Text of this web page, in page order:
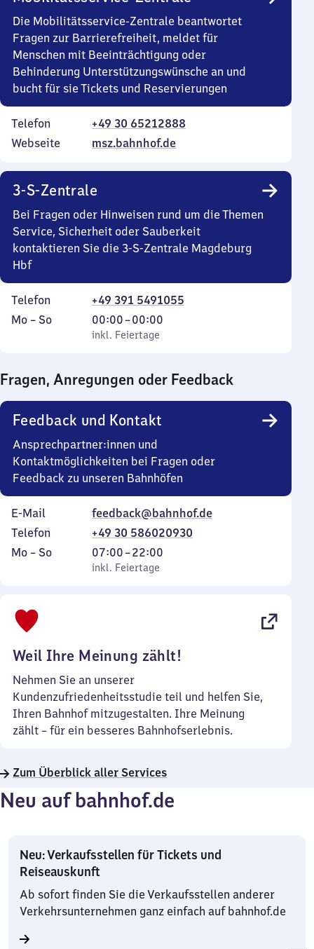
Die Mobilitätsservice-Zentrale beantwortet
Fragen zur Barrierefreiheit, meldet für
Menschen mit Beeinträchtigung oder
Behinderung Unterstützungswünsche an und
bucht für sie Tickets und Reservierungen
Telefon
+49 30 65212888
Webseite
msz.bahnhof.de
3-S-Zentrale
Bei Fragen oder Hinweisen rund um die Themen
Service, Sicherheit oder Sauberkeit
kontaktieren Sie die 3-S-Zentrale Magdeburg
Hbf
Telefon
+49 391 5491055
Montag
Mo – So,
inkl. Feiertage
00:00–00:00
Von
0
0
Uhr
inkl. Feiertage
Fragen, Anregungen oder Feedback
Feedback und Kontakt
Ansprechpartner:innen und
Kontaktmöglichkeiten bei Fragen oder
Feedback zu unseren Bahnhöfen
E-Mail
feedback@bahnhof.de
Telefon
+49 30 586020930
Montag
Mo – So,
inkl. Feiertage
07:00–22:00
Von
7
inkl. Feiertage
Weil Ihre Meinung zählt!
Nehmen Sie an unserer
Kundenzufriedenheitsstudie teil und helfen Sie,
Ihren Bahnhof mitzugestalten. Ihre Meinung
zählt – für ein besseres Bahnhofserlebnis.
Zum Überblick aller Services
Neu auf bahnhof.de
Neu: Verkaufsstellen für Tickets und
Reiseauskunft
Ab sofort finden Sie die Verkaufsstellen anderer
Verkehrsunternehmen ganz einfach auf bahnhof.de